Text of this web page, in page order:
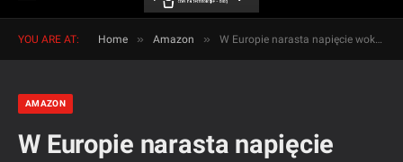
YOU ARE AT: Home » Amazon » W Europie narasta napięcie wokół Amazona
AMAZON
W Europie narasta napięcie